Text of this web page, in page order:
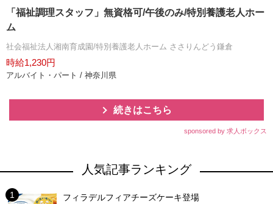
「福祉調理スタッフ」無資格可/午後のみ/特別養護老人ホー
ム
社会福祉法人湘南育成園/特別養護老人ホーム ささりんどう鎌倉
時給1,230円
アルバイト・パート / 神奈川県
続きはこちら
sponsored by 求人ボックス
人気記事ランキング
フィラデルフィアチーズケーキ登場